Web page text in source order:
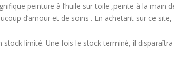
peinture à l’huile sur toile ,peinte à la
d’amour et de soins . En achetant sur ce
stock limité. Une fois le stock terminé, il